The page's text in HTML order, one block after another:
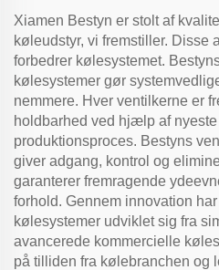
Xiamen Bestyn er stolt af
køleudstyr, vi fremstiller. Disse
forbedrer kølesystemet.
kølesystemer gør
nemmere. Hver ventilkerne er
holdbarhed ved hjælp af
produktionsproces. Bestyns
giver adgang, kontrol og
garanterer fremragende
forhold. Gennem innovation
kølesystemer udviklet sig fra
avancerede kommercielle
på tilliden fra kølebranchen og